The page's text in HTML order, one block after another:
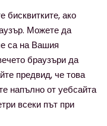
бисквитките, ако
Можете да
са на Вашия
браузъри да
предвид, че това
напълно от уебсайта
всеки път при